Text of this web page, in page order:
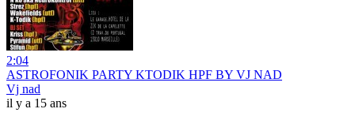
2:04
ASTROFONIK PARTY KTODIK HPF BY VJ NAD
Vj nad
il y a 15 ans